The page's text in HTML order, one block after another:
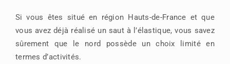
Si vous êtes situé en région Hauts-de-France et que
vous avez déjà réalisé un saut à l’élastique, vous savez
sûrement que le nord possède un choix limité en
termes d’activités.